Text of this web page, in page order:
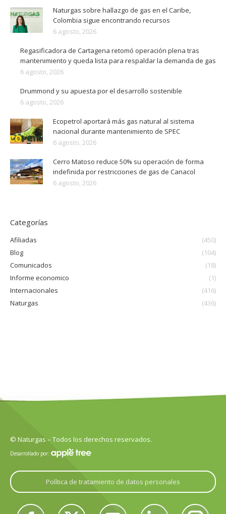
Naturgas sobre hallazgo de gas en el Caribe,
Colombia sigue encontrando recursos
6 agosto, 2026
Regasificadora de Cartagena retomó operación plena tras
mantenimiento y queda lista para respaldar la demanda de gas
6 agosto, 2026
Drummond y su apuesta por el desarrollo sostenible
6 agosto, 2026
Ecopetrol aportará más gas natural al sistema
nacional durante mantenimiento de SPEC
6 agosto, 2026
Cerro Matoso reduce 50% su operación de forma
indefinida por restricciones de gas de Canacol
6 agosto, 2026
Categorías
Afiliadas
(450)
Blog
(104)
Comunicados
(18)
Informe economico
(1)
Internacionales
(416)
Naturgas
(436)
© Naturgas – Todos los derechos reservados.
Desarrollado por:
Política de tratamiento de datos personales
Encuéntranos en: